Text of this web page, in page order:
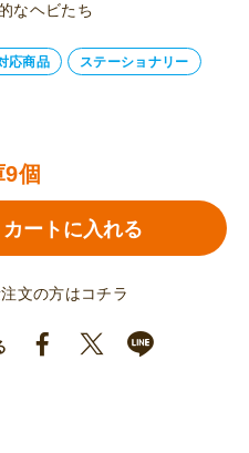
なヘビたち
応商品 ステーショナリー
個
カートに入れる
文の方はコチラ